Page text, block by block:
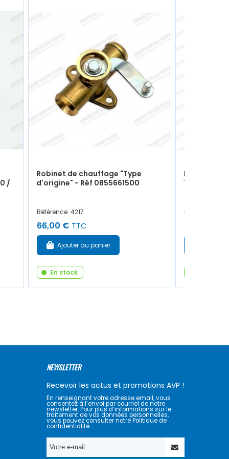
/
Robinet de chauffage "Type
d'origine" - Réf 0855661500
Référence: 4217
66,00 € TTC
Ajouter au panier
En stock
Pompe à
1108cm³ /
Référence:
NEWSLETTER
Recevoir les actus et promotions AVP !
En renseignant votre adresse email, vous
consentez à l’envoi par courriel de notre
newsletter. Pour plus d’informations sur le
traitement de vos données personnelles,
vous pouvez consulter notre Politique de
confidentialité.